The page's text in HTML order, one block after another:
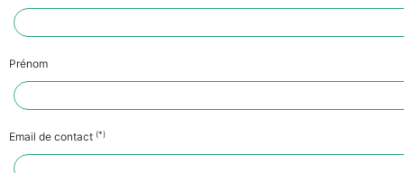
Prénom
Email de contact (*)